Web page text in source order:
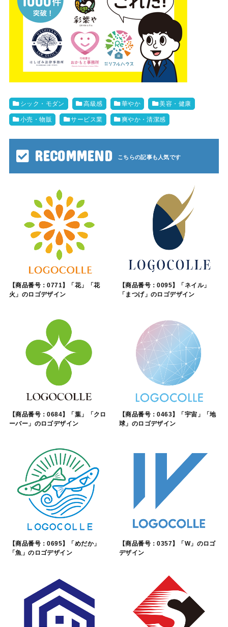
シック・モダン 高級感 華やか 美容・健康
小売・物販 サービス業 爽やか・清潔感
RECOMMEND
【商品番号：0771】「花」「花
火」のロゴデザイン
【商品番号：0095】「ネイル」
「まつげ」のロゴデザイン
【商品番号：0684】「葉」「クロ
ーバー」のロゴデザイン
【商品番号：0463】「宇宙」「地
球」のロゴデザイン
【商品番号：0695】「めだか」
「魚」のロゴデザイン
【商品番号：0357】「W」のロゴ
デザイン